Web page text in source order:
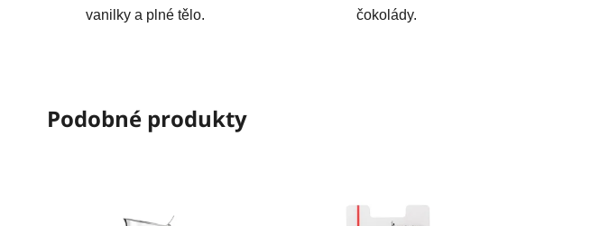
vanilky a plné tělo.
čokolády.
Podobné produkty